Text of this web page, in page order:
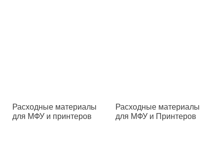
Расходные материалы
для МФУ и принтеров
Расходные материалы
для МФУ и Принтеров